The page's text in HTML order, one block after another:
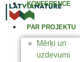
KONFERENCE
2025
PAR PROJEKTU
Mērķi un
uzdevumi